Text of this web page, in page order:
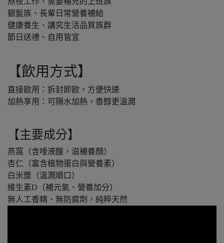
銀髮族、長輩日常營養補給
健康養生、講究生活品質族群
節日送禮、自用皆宜
【飲用方式】
直接飲用：拆封即飲，方便快速
加熱享用：可隔水加熱，香醇更溫潤
【主要成分】
燕窩（含唾液酸，滋補養顏）
杏仁（富含植物蛋白與營養素）
白米漿（溫潤順口）
維生素D（補元氣、營養加分）
無人工香精、無防腐劑，純粹天然